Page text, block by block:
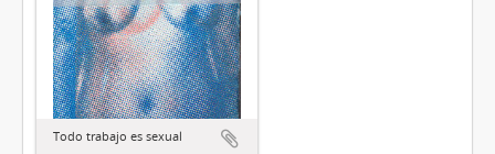
Todo trabajo es sexual